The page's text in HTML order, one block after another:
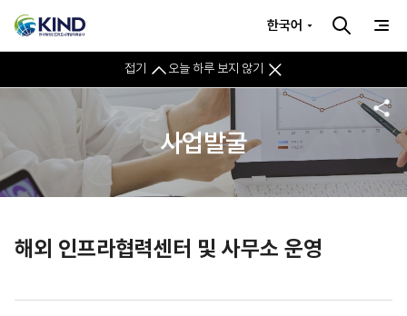
접기 오늘 하루 보지 않기
한국어
사업발굴
해외 인프라협력센터 및 사무소 운영